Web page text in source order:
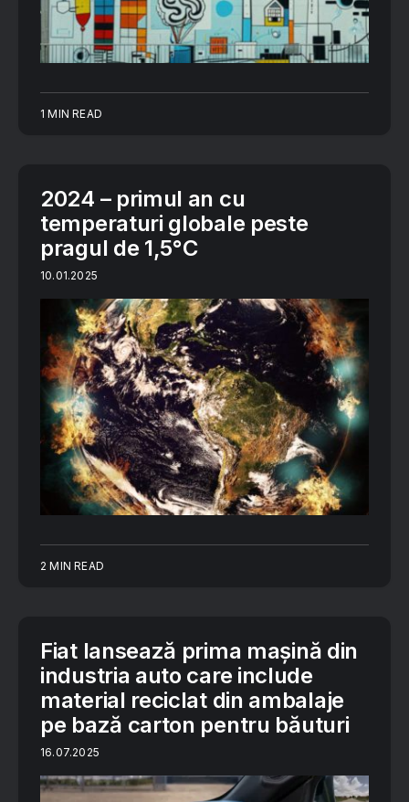
1 MIN READ
2024 – primul an cu
temperaturi globale peste
pragul de 1,5°C
10.01.2025
2 MIN READ
Fiat lansează prima mașină din
industria auto care include
material reciclat din ambalaje
pe bază carton pentru băuturi
16.07.2025